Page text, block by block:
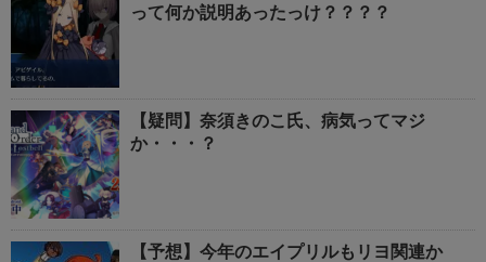
って何か説明あったっけ？？？？
【疑問】奈須きのこ氏、病気ってマジ
か・・・？
【予想】今年のエイプリルもリヨ関連か